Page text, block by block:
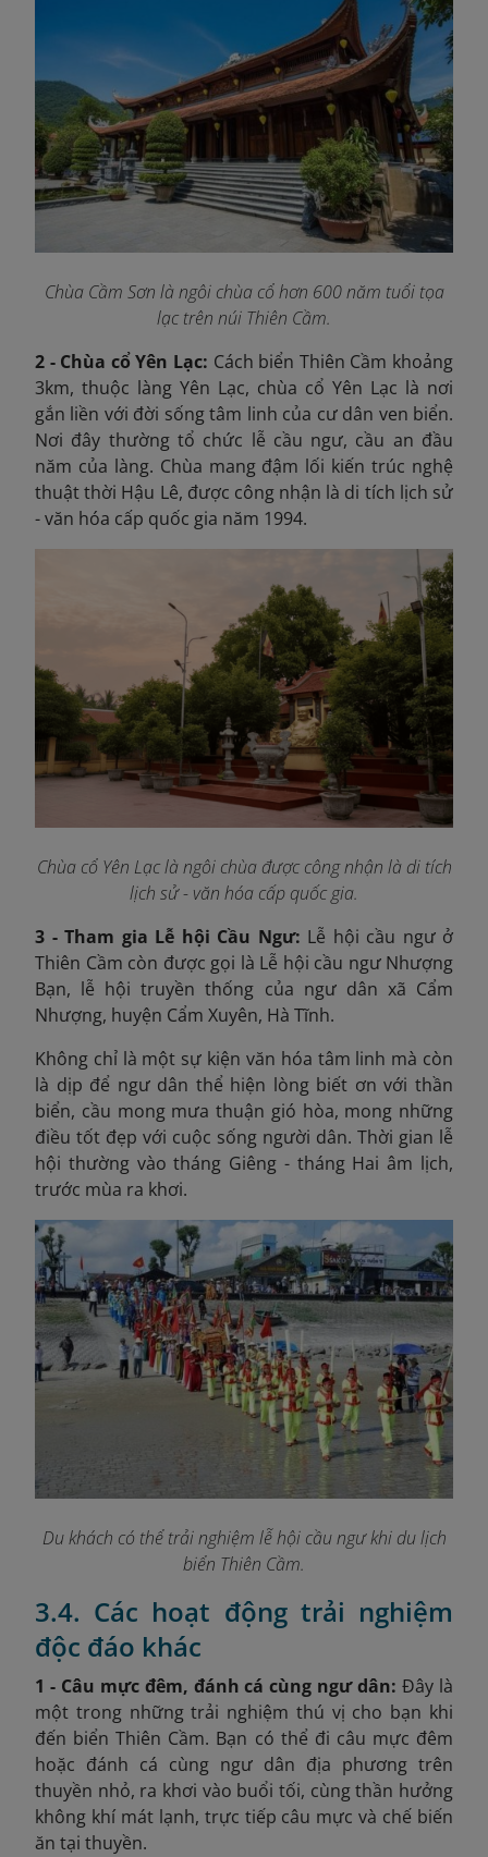
Chùa Cầm Sơn là ngôi chùa cổ hơn 600 năm tuổi tọa
lạc trên núi Thiên Cầm.
2 - Chùa cổ Yên Lạc: Cách biển Thiên Cầm khoảng
3km, thuộc làng Yên Lạc, chùa cổ Yên Lạc là nơi
gắn liền với đời sống tâm linh của cư dân ven biển.
Nơi đây thường tổ chức lễ cầu ngư, cầu an đầu
năm của làng. Chùa mang đậm lối kiến trúc nghệ
thuật thời Hậu Lê, được công nhận là di tích lịch sử
- văn hóa cấp quốc gia năm 1994.
Chùa cổ Yên Lạc là ngôi chùa được công nhận là di tích
lịch sử - văn hóa cấp quốc gia.
3 - Tham gia Lễ hội Cầu Ngư: Lễ hội cầu ngư ở
Thiên Cầm còn được gọi là Lễ hội cầu ngư Nhượng
Bạn, lễ hội truyền thống của ngư dân xã Cẩm
Nhượng, huyện Cẩm Xuyên, Hà Tĩnh.
Không chỉ là một sự kiện văn hóa tâm linh mà còn
là dịp để ngư dân thể hiện lòng biết ơn với thần
biển, cầu mong mưa thuận gió hòa, mong những
điều tốt đẹp với cuộc sống người dân. Thời gian lễ
hội thường vào tháng Giêng - tháng Hai âm lịch,
trước mùa ra khơi.
Du khách có thể trải nghiệm lễ hội cầu ngư khi du lịch
biển Thiên Cầm.
3.4. Các hoạt động trải nghiệm
độc đáo khác
1 - Câu mực đêm, đánh cá cùng ngư dân:Đây là
một trong những trải nghiệm thú vị cho bạn khi
đến biển Thiên Cầm. Bạn có thể đi câu mực đêm
hoặc đánh cá cùng ngư dân địa phương trên
thuyền nhỏ, ra khơi vào buổi tối, cùng thần hưởng
không khí mát lạnh, trực tiếp câu mực và chế biến
ăn tại thuyền.